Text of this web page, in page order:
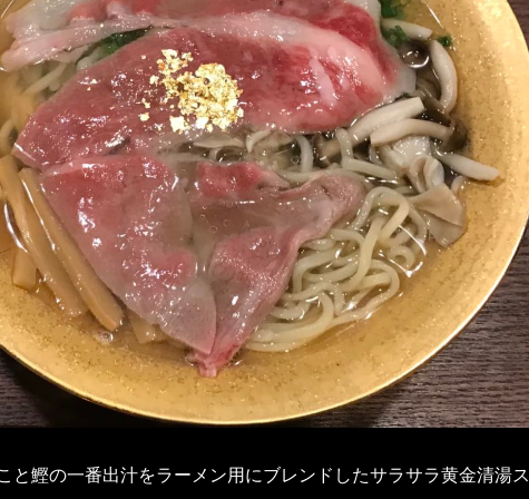
と鰹の一番出汁をラーメン用にブレンドしたサラサラ黄金清湯ス